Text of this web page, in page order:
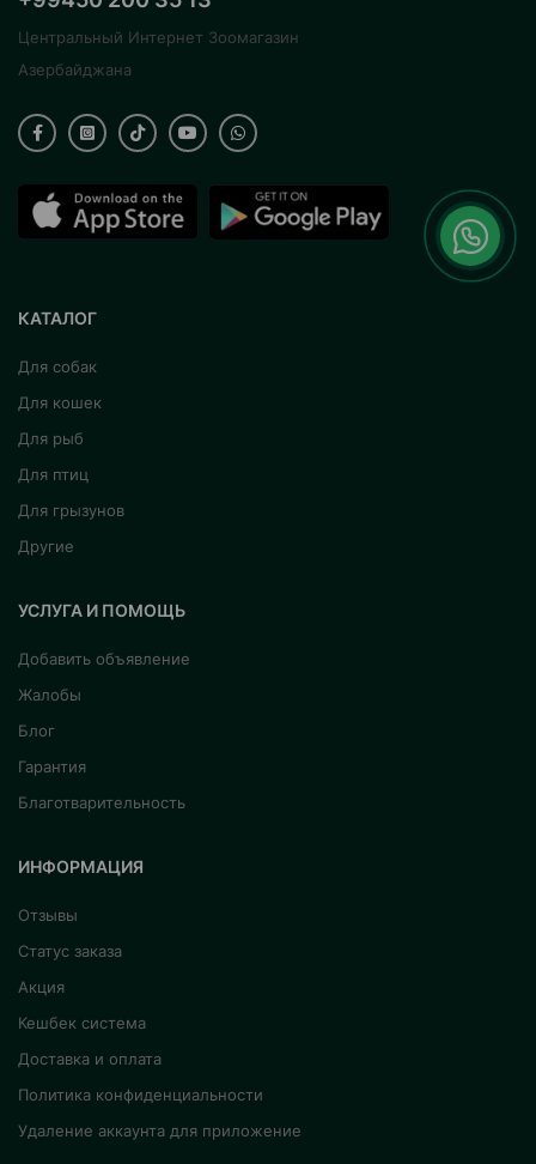
Центральный Интернет Зоомагазин
Азербайджана
КАТАЛОГ
Для собак
Для кошек
Для рыб
Для птиц
Для грызунов
Другие
УСЛУГА И ПОМОЩЬ
Добавить объявление
Жалобы
Блог
Гарантия
Благотварительность
ИНФОРМАЦИЯ
Отзывы
Статус заказа
Акция
Кешбек система
Доставка и оплата
Политика конфиденциальности
Удаление аккаунта для приложение